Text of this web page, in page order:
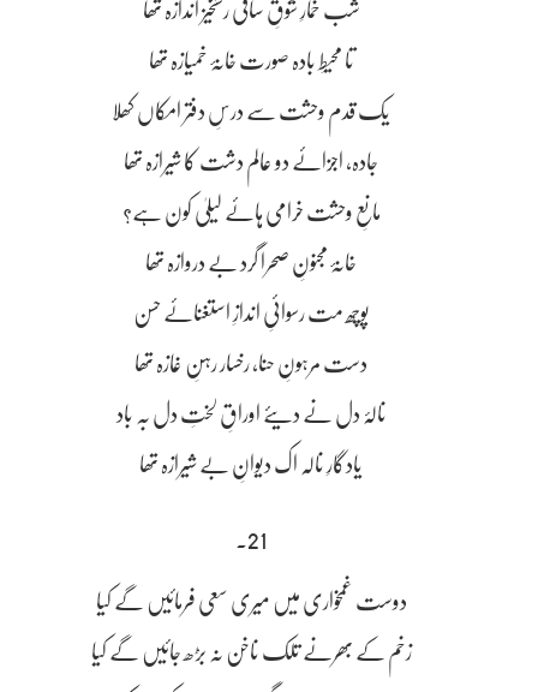
شب خمارِ شوقِ ساقی رستخیز اندازہ تھا
تا محیطِ بادہ صورت خانۂ خمیازہ تھا
یک قدم وحشت سے درسِ دفتر امکاں کھلا
جادہ، اجزائے دو عالم دشت کا شیرازہ تھا
مانعِ وحشت خرامی ہائے لیلیٰ کون ہے؟
خانۂ مجنونِ صحرا گرد بے دروازہ تھا
پوچھ مت رسوائیِ اندازِ استغنائے حسن
دست مرہونِ حنا، رخسار رہنِ غازہ تھا
نالۂ دل نے دیئے اوراقِ لختِ دل بہ باد
یادگارِ نالہ اک دیوانِ بے شیرازہ تھا
21۔
دوست غمخواری میں میری سعی فرمائیں گے کیا
زخم کے بھرنے تلک ناخن نہ بڑھ جائیں گے کیا